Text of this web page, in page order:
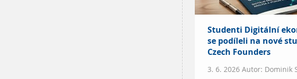
Studenti Digitální
se podíleli na nové
Czech Founders
3. 6. 2026 Autor: Dominik